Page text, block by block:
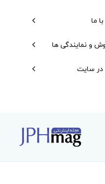
ما
و نمایندگی ها
در سایت